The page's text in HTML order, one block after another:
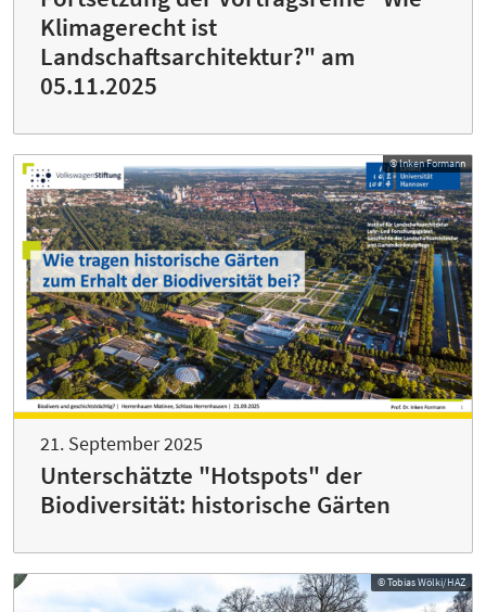
Klimagerecht ist
Landschaftsarchitektur?" am
05.11.2025
© Inken Formann
21. September 2025
Unterschätzte "Hotspots" der
Biodiversität: historische Gärten
© Tobias Wölki/HAZ